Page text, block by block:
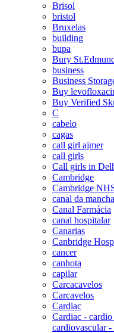
Brisol
bristol
Bruxelas
building
bupa
Bury
business
Business
Buy
Buy Verified
C
cabelo
cagas
call girl ajmer
call girls
Call girls in
Cambridge
Cambridge
canal da mancha
Canal Farmácia
canal hospitalar
Canarias
Canbridge
cancer
canhota
capilar
Carcacavelos
Carcavelos
Cardiac
Cardiac -
cardiovascular